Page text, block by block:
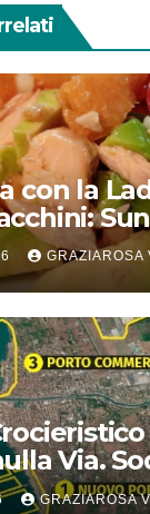
con la
GRAZIAROSA
Via.
GRAZIAROSA